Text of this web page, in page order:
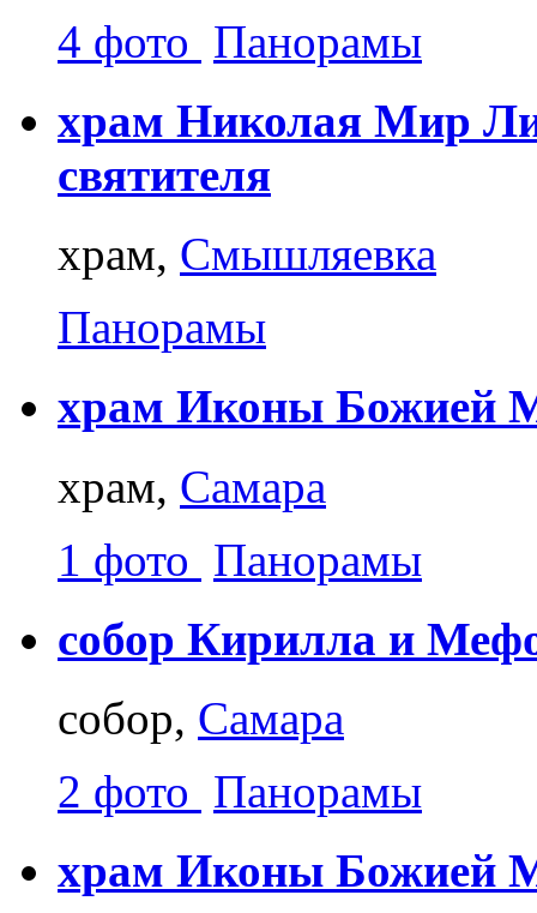
4 фото Панорамы
храм Николая Мир
святителя
храм, Смышляевка
Панорамы
храм Иконы Божией
храм, Самара
1 фото Панорамы
собор Кирилла и
собор, Самара
2 фото Панорамы
храм Иконы Божией